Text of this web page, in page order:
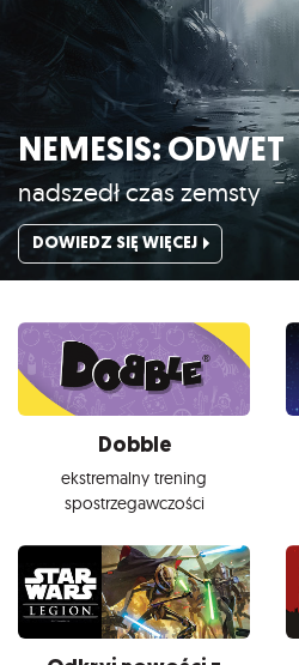
NEMESIS: ODWET
nadszedł czas zemsty
DOWIEDZ SIĘ WIĘCEJ
Dobble
ekstremalny trening
spostrzegawczości